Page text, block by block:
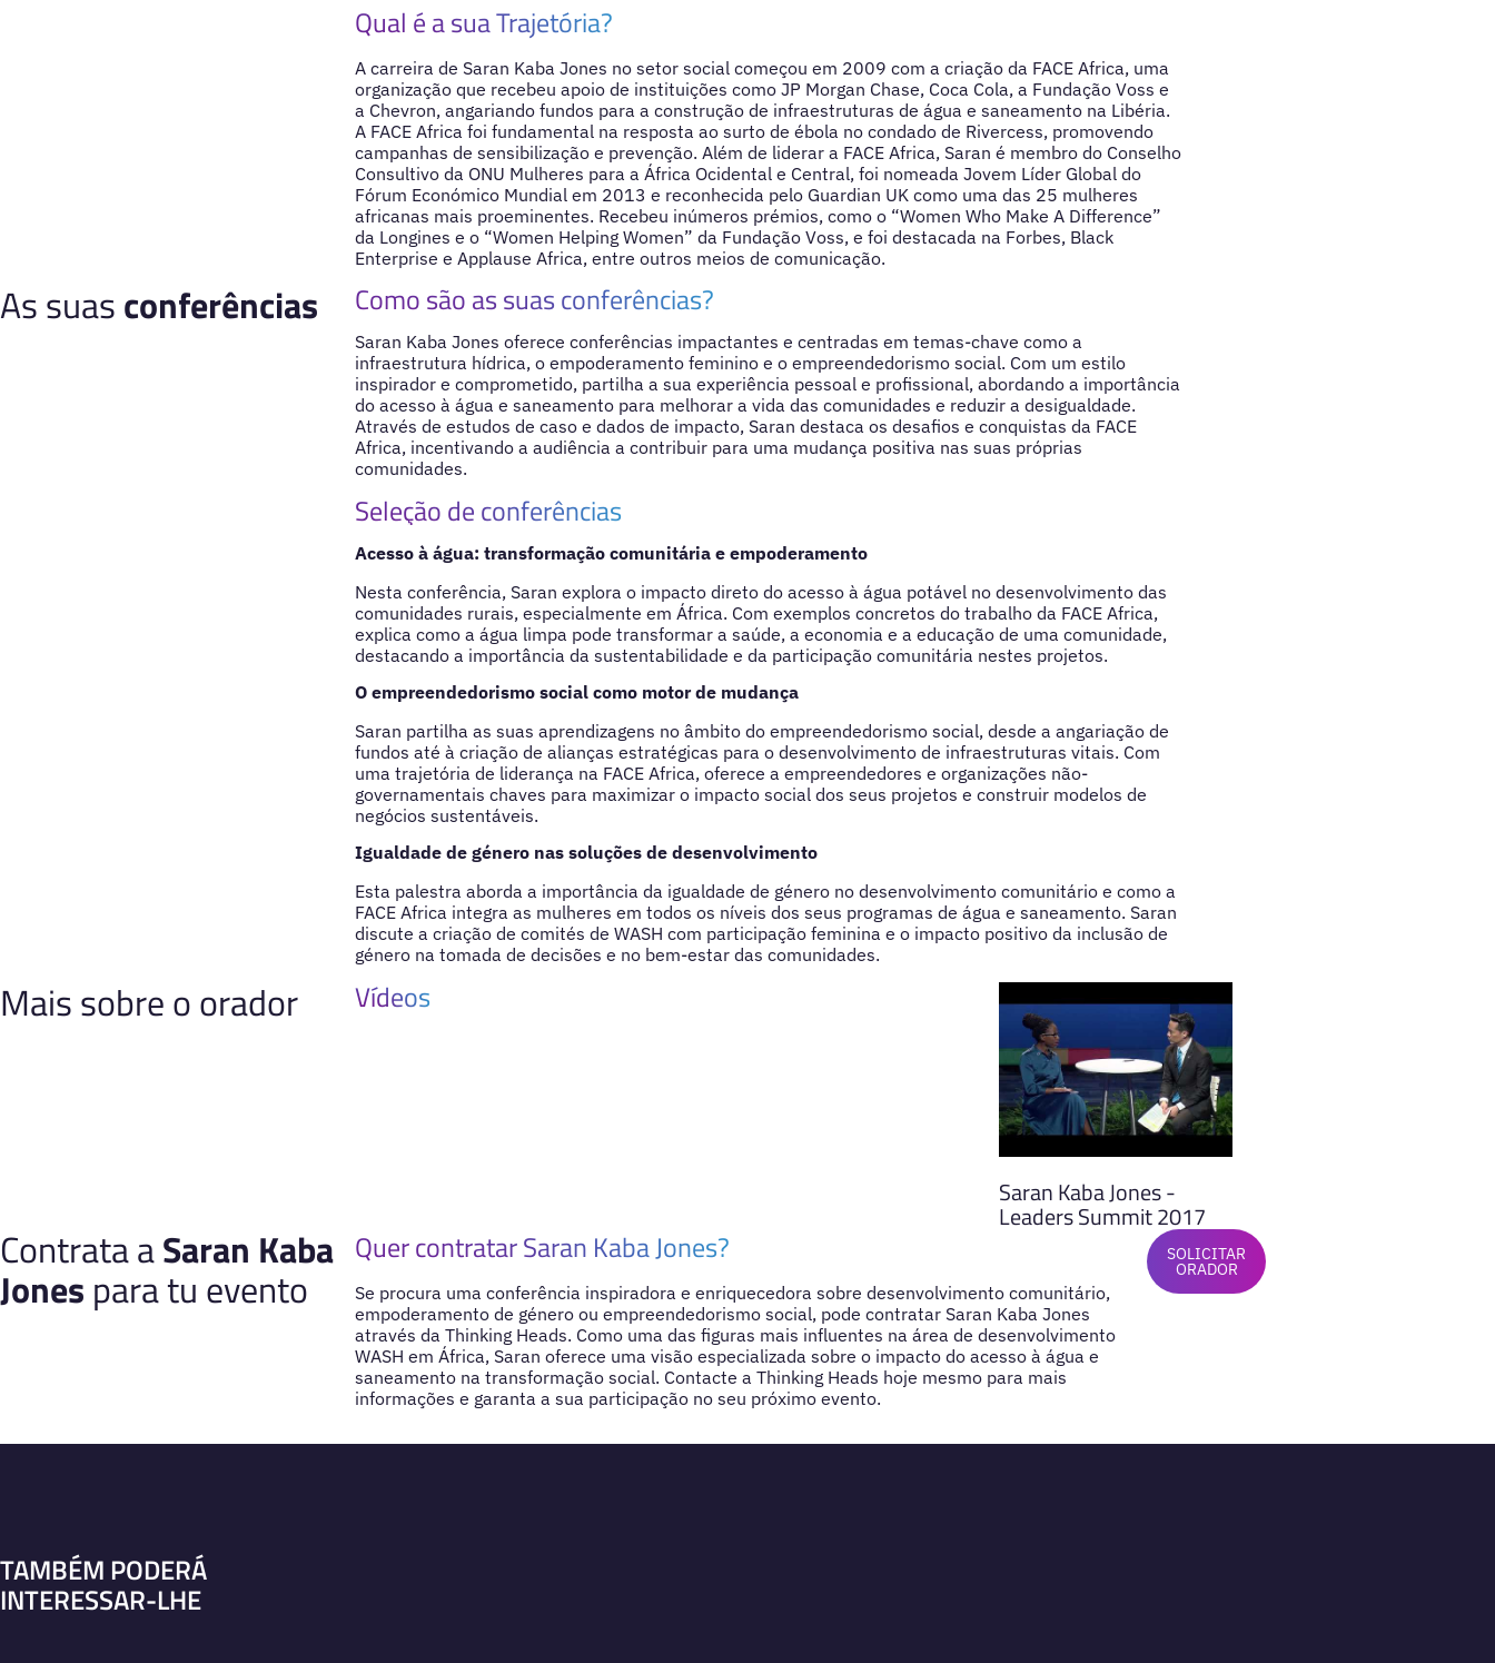
Qual é a sua Trajetória?
A carreira de Saran Kaba Jones no setor social começou em 2009 com a criação da FACE Africa, uma
organização que recebeu apoio de instituições como JP Morgan Chase, Coca Cola, a Fundação Voss e
a Chevron, angariando fundos para a construção de infraestruturas de água e saneamento na Libéria.
A FACE Africa foi fundamental na resposta ao surto de ébola no condado de Rivercess, promovendo
campanhas de sensibilização e prevenção. Além de liderar a FACE Africa, Saran é membro do Conselho
Consultivo da ONU Mulheres para a África Ocidental e Central, foi nomeada Jovem Líder Global do
Fórum Económico Mundial em 2013 e reconhecida pelo Guardian UK como uma das 25 mulheres
africanas mais proeminentes. Recebeu inúmeros prémios, como o “Women Who Make A Difference”
da Longines e o “Women Helping Women” da Fundação Voss, e foi destacada na Forbes, Black
Enterprise e Applause Africa, entre outros meios de comunicação.
As suasconferências Como são as suas conferências?
Saran Kaba Jones oferece conferências impactantes e centradas em temas-chave como a
infraestrutura hídrica, o empoderamento feminino e o empreendedorismo social. Com um estilo
inspirador e comprometido, partilha a sua experiência pessoal e profissional, abordando a importância
do acesso à água e saneamento para melhorar a vida das comunidades e reduzir a desigualdade.
Através de estudos de caso e dados de impacto, Saran destaca os desafios e conquistas da FACE
Africa, incentivando a audiência a contribuir para uma mudança positiva nas suas próprias
comunidades.
Seleção de conferências
Acesso à água: transformação comunitária e empoderamento
Nesta conferência, Saran explora o impacto direto do acesso à água potável no desenvolvimento das
comunidades rurais, especialmente em África. Com exemplos concretos do trabalho da FACE Africa,
explica como a água limpa pode transformar a saúde, a economia e a educação de uma comunidade,
destacando a importância da sustentabilidade e da participação comunitária nestes projetos.
O empreendedorismo social como motor de mudança
Saran partilha as suas aprendizagens no âmbito do empreendedorismo social, desde a angariação de
fundos até à criação de alianças estratégicas para o desenvolvimento de infraestruturas vitais. Com
uma trajetória de liderança na FACE Africa, oferece a empreendedores e organizações não-
governamentais chaves para maximizar o impacto social dos seus projetos e construir modelos de
negócios sustentáveis.
Igualdade de género nas soluções de desenvolvimento
Esta palestra aborda a importância da igualdade de género no desenvolvimento comunitário e como a
FACE Africa integra as mulheres em todos os níveis dos seus programas de água e saneamento. Saran
discute a criação de comités de WASH com participação feminina e o impacto positivo da inclusão de
género na tomada de decisões e no bem-estar das comunidades.
Mais sobre o orador Vídeos
Saran Kaba Jones -
Leaders Summit 2017
Contrata aSaran Kaba
Jones para tu evento
Quer contratar Saran Kaba Jones?
Se procura uma conferência inspiradora e enriquecedora sobre desenvolvimento comunitário,
empoderamento de género ou empreendedorismo social, pode contratar Saran Kaba Jones
através da Thinking Heads. Como uma das figuras mais influentes na área de desenvolvimento
WASH em África, Saran oferece uma visão especializada sobre o impacto do acesso à água e
saneamento na transformação social. Contacte a Thinking Heads hoje mesmo para mais
informações e garanta a sua participação no seu próximo evento.
SOLICITAR
ORADOR
TAMBÉM PODERÁ
INTERESSAR-LHE